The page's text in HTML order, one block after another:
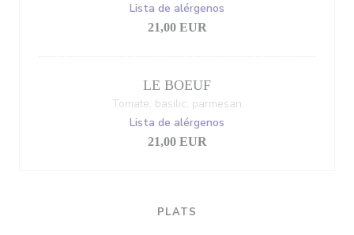
Lista de alérgenos
21,00 EUR
LE BOEUF
Tomate, basilic, parmesan
Lista de alérgenos
21,00 EUR
PLATS